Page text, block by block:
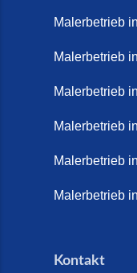
Malerbetrieb
Malerbetrieb
Malerbetrieb
Malerbetrieb
Malerbetrieb
Malerbetrieb
Kontakt